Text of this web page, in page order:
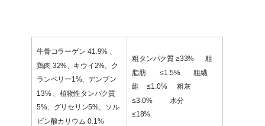
牛骨コラーゲン 41.9%
鶏肉 32% 、キウイ2%、ク
ランベリー1%、デンプン
13% 、植物性タンパク質
5%、 グリセリン5%、 ソル
ビン酸カリウム 0.1%
粗タンパク質 ≥33%
粗
脂肪
≤1.5%
粗繊
維
≤1.0%
粗灰
≤3.0%
水分
≤18%